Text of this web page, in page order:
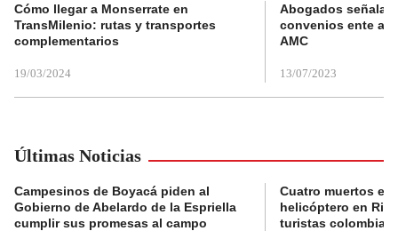
Cómo llegar a Monserrate en
TransMilenio: rutas y transportes
complementarios
19/03/2024
Abogados
convenios ente
AMC
13/07/2023
Últimas Noticias
Campesinos de Boyacá piden al
Gobierno de Abelardo de la Espriella
cumplir sus promesas al campo
Cuatro muertos en
helicóptero en
turistas